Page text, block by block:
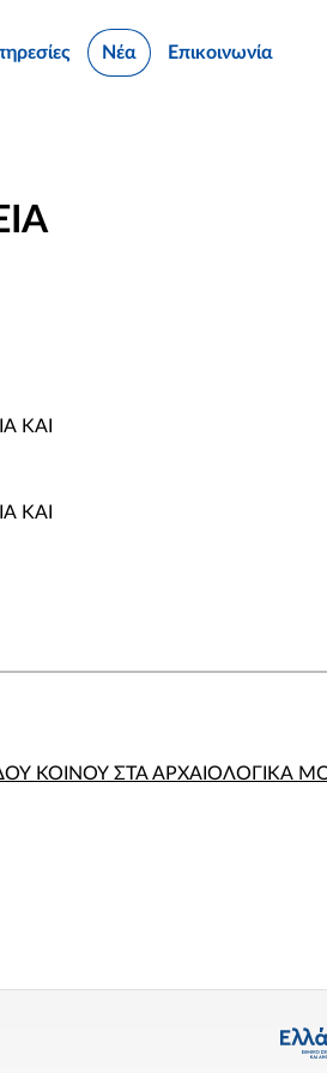
Νέα Επικοινωνία
ΚΑΙ
ΚΑΙ
ΚΟΙΝΟΥ ΣΤΑ ΑΡΧΑΙΟΛΟΓΙΚΑ